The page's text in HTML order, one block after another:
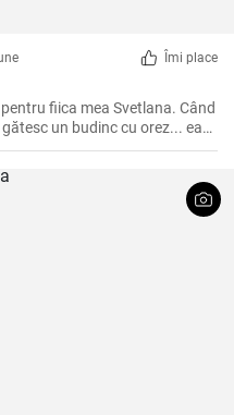
Îmi place
fiica mea Svetlana. Când
un budinc cu orez... ea
las convinsă de un budinc cu